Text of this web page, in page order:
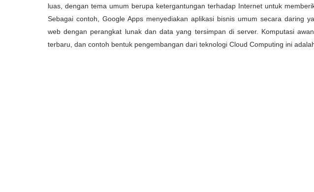
luas, dengan tema umum berupa ketergantungan terhadap Internet untuk
Sebagai contoh, Google Apps menyediakan aplikasi bisnis umum secara daring
web dengan perangkat lunak dan data yang tersimpan di server. Komputasi
terbaru, dan contoh bentuk pengembangan dari teknologi Cloud Computing ini